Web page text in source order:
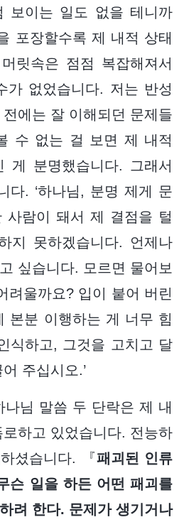
보이는 일도 없을 테니까
포장할수록 제 내적 상태
릿속은 점점 복잡해져서
가 없었습니다. 저는 반성
에는 잘 이해되던 문제들
수 없는 걸 보면 제 내적
게 분명했습니다. 그래서
다. ‘하나님, 분명 제게 문
사람이 돼서 제 결점을 털
지 못하겠습니다. 언제나
싶습니다. 모르면 물어보
려울까요? 입이 붙어 버린
본분 이행하는 게 너무 힘
식하고, 그것을 고치고 달
주십시오.’
나님 말씀 두 단락은 제 내
하고 있었습니다. 전능하
셨습니다. 『패괴된 인류
슨 일을 하든 어떤 패괴를
려 한다. 문제가 생기거나